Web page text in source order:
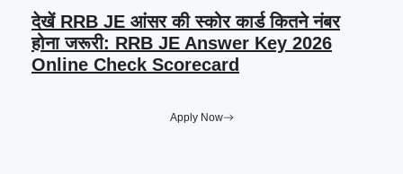
देखें RRB JE आंसर की स्कोर कार्ड कितने नंबर
होना जरूरी: RRB JE Answer Key 2026
Online Check Scorecard
Apply Now